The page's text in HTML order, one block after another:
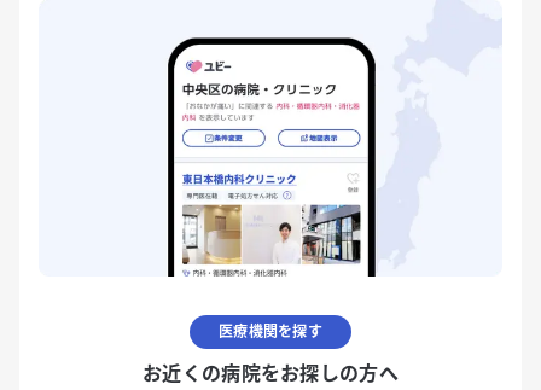
医療機関を探す
お近くの病院をお探しの方へ